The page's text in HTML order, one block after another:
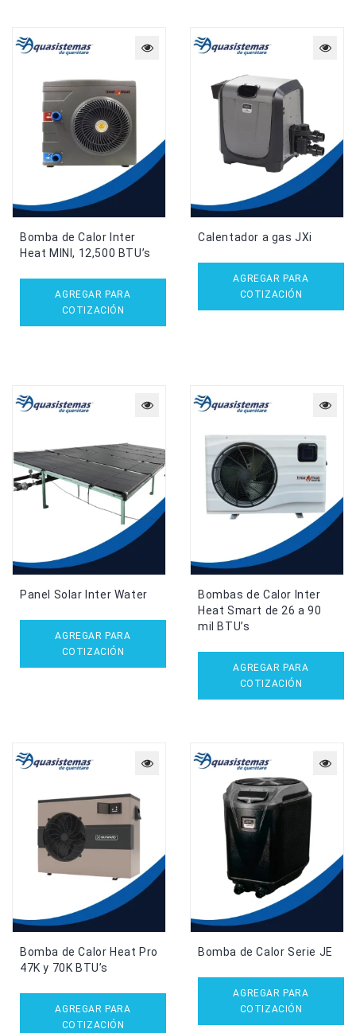
Bomba de Calor Inter
Heat MINI, 12,500 BTU’s
AGREGAR PARA
COTIZACIÓN
Calentador a gas JXi
AGREGAR PARA
COTIZACIÓN
Panel Solar Inter Water
AGREGAR PARA
COTIZACIÓN
Bombas de Calor Inter
Heat Smart de 26 a 90
mil BTU’s
AGREGAR PARA
COTIZACIÓN
Bomba de Calor Heat Pro
47K y 70K BTU’s
AGREGAR PARA
COTIZACIÓN
Bomba de Calor Serie JE
AGREGAR PARA
COTIZACIÓN